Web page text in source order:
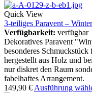
Quick View
3-teiliges Paravent –
Verfügbarkeit: verfügbar
Dekoratives Paravent
besonderes
hergestellt aus Holz und
nur diskret den Raum
fabelhaftes Arrangement.
149,90 € Ausführung